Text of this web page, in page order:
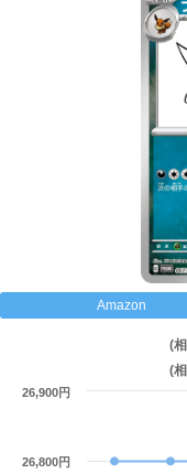
Amazon
(
(
26,800円
26,900円